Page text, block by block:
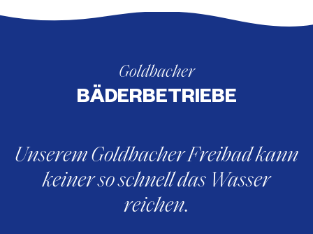
Goldbacher
BÄDERBETRIEBE
Unserem Goldbacher Freibad kann
keiner so schnell das Wasser
reichen.